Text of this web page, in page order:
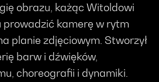
obrazu, każąc Witoldowi
prowadzić kamerę w rytm
planie zdjęciowym. Stworzył
barw i dźwięków,
choreografii i dynamiki.